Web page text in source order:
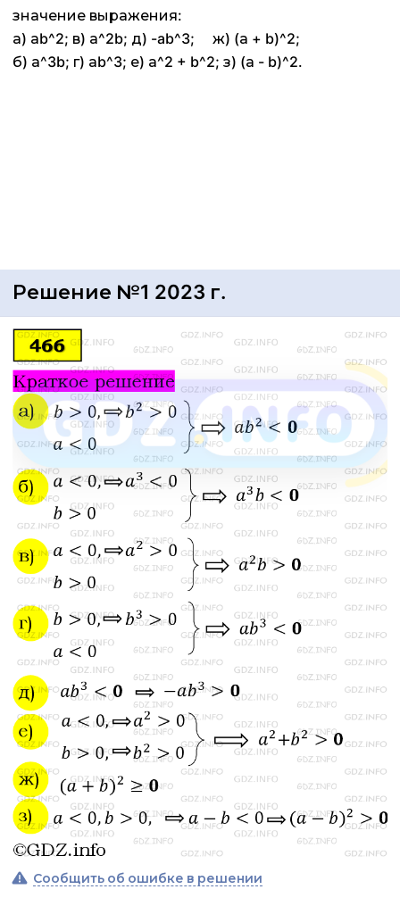
значение выражения:
а) аb^2; в) а^2b; д) -ab^3; ж) (а + b)^2;
б) а^3b; г) аb^3; е) а^2 + b^2; з) (а - b)^2.
Решение №1 2023 г.
Сообщить об ошибке в решении